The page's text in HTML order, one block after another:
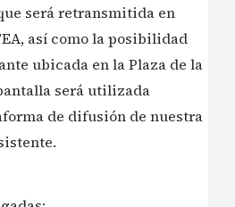
será retransmitida en
así como la posibilidad
ubicada en la Plaza de la
será utilizada
de difusión de nuestra